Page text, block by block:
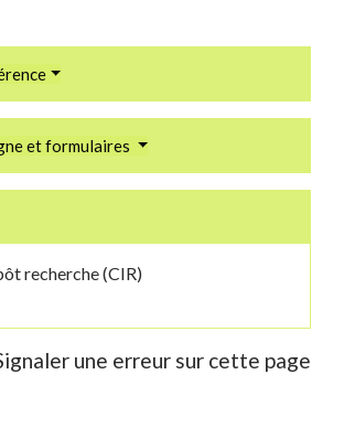
et formulaires
recherche (CIR)
une erreur sur cette page